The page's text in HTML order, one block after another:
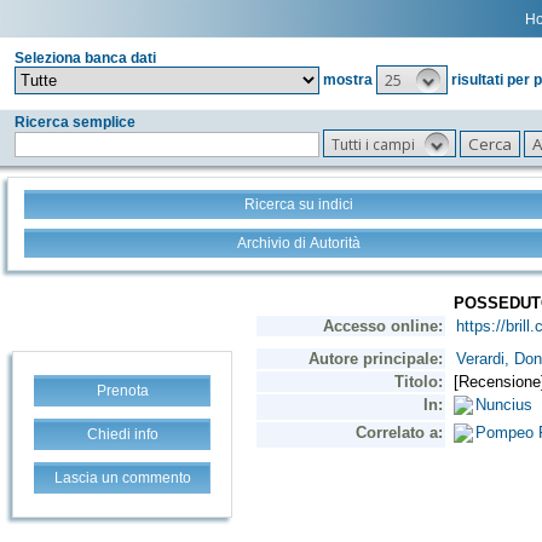
Seleziona banca dati
mostra
25 risultati per
Ricerca semplice
Tutti i campi
Ricerca su indici
Archivio di Autorità
Prenota
Chiedi info
Lascia un commento